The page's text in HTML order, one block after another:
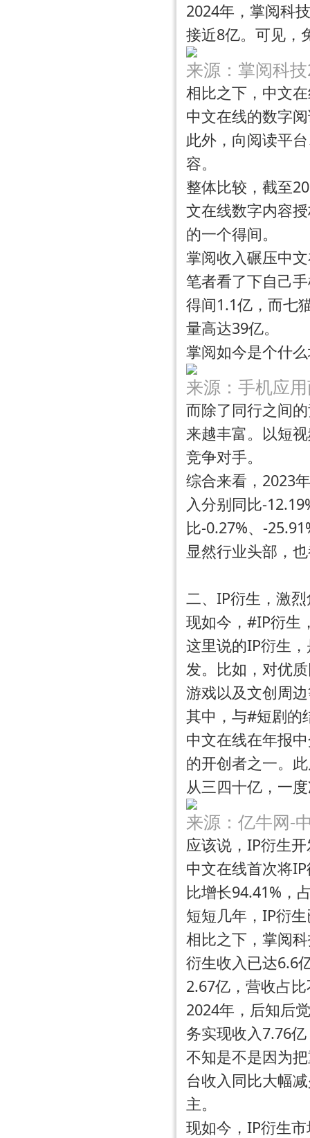
2024年，掌阅科
接近8亿。可见，
来源：掌阅科
相比之下，中文
中文在线的数字
此外，向阅读平
容。
整体比较，截至
文在线数字内容
的一个得间。
掌阅收入碾压中
笔者看了下自己
得间1.1亿，而七
量高达39亿。
掌阅如今是个什
来源：手机应
而除了同行之间
来越丰富。以短
竞争对手。
综合来看，2023
入分别同比-
比-0.27%、-
显然行业头部，
二、IP衍生，激
现如今，#IP衍生
这里说的IP衍生
发。比如，对优
游戏以及文创周
其中，与#短剧的
中文在线在年报
的开创者之一。
从三四十亿，一
来源：亿牛网-
应该说，IP衍生
中文在线首次将
比增长94.41% ，
短短几年，IP衍
相比之下，掌阅
衍生收入已达6.6
2.67亿，营收占
2024年，后知后
务实现收入7.76
不知是不是因为
台收入同比大幅
主。
现如今，IP衍生